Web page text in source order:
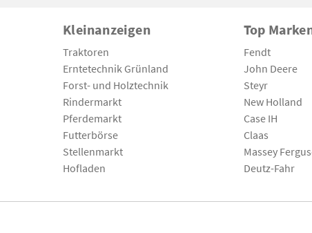
Kleinanzeigen
Traktoren
Erntetechnik Grünland
Forst- und Holztechnik
Rindermarkt
Pferdemarkt
Futterbörse
Stellenmarkt
Hofladen
Top
Fendt
John Deere
Steyr
New Holland
Case IH
Claas
Massey
Deutz-Fahr